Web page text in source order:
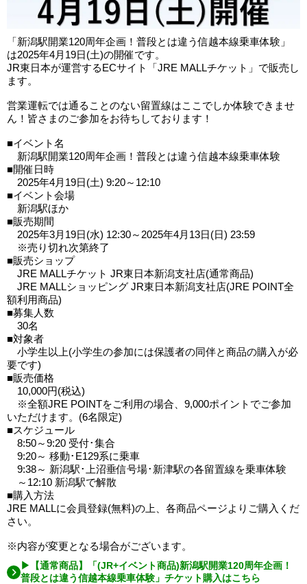
「新潟駅開業120周年企画！普段とは違う信越本線乗車体験」
は2025年4月19日(土)の開催です。
JR東日本が運営するECサイト「JRE MALLチケット」で販売し
ます。
営業運転では通ることのない留置線はここでしか体験できませ
ん！皆さまのご参加をお待ちしております！
■イベント名
新潟駅開業120周年企画！普段とは違う信越本線乗車体験
■開催日時
2025年4月19日(土) 9:20～12:10
■イベント会場
新潟駅ほか
■販売期間
2025年3月19日(水) 12:30～2025年4月13日(日) 23:59
※売り切れ次第終了
■販売ショップ
JRE MALLチケット JR東日本新潟支社店(通常商品)
JRE MALLショッピング JR東日本新潟支社店(JRE POINT全
額利用商品)
■募集人数
30名
■対象者
小学生以上(小学生の参加には保護者の同伴と商品の購入が必
要です)
■販売価格
10,000円(税込)
※全額JRE POINTをご利用の場合、9,000ポイントでご参加
いただけます。(6名限定)
■スケジュール
8:50～9:20 受付･集合
9:20～ 移動･E129系に乗車
9:38～ 新潟駅･上沼垂信号場･新津駅の各留置線を乗車体験
～12:10 新潟駅で解散
■購入方法
JRE MALLに会員登録(無料)の上、各商品ページよりご購入くだ
さい。
※内容が変更となる場合がございます。
▶【通常商品】「(JR+イベント商品)新潟駅開業120周年企画！
普段とは違う信越本線乗車体験」チケット購入はこちら